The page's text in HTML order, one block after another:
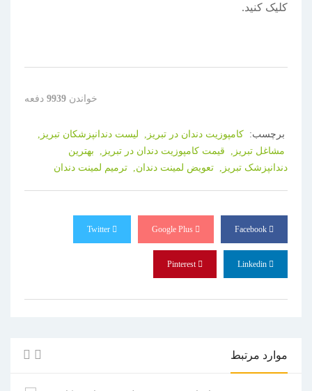
کلیک کنید.
خواندن 9939 دفعه
برچسب: کامپوزیت دندان در تبریز,
لیست دندانپزشکان تبریز,
مشاغل تبریز,
قیمت کامپوزیت دندان در تبریز,
بهترین
دندانپزشک تبریز,
تعویض لمینت دندان, ترمیم لمینت دندان
موارد مرتبط